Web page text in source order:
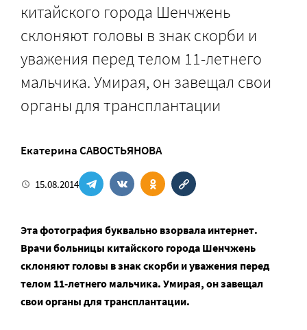
китайского города Шенчжень
склоняют головы в знак скорби и
уважения перед телом 11-летнего
мальчика. Умирая, он завещал свои
органы для трансплантации
Екатерина САВОСТЬЯНОВА
15.08.2014
Эта фотография буквально взорвала интернет.
Врачи больницы китайского города Шенчжень
склоняют головы в знак скорби и уважения перед
телом 11-летнего мальчика. Умирая, он завещал
свои органы для трансплантации.